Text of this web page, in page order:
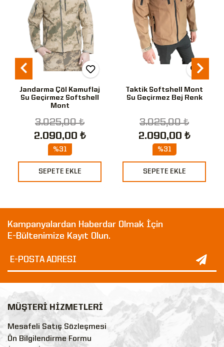
Jandarma Çöl Kamuflaj
Su Geçirmez Softshell
Mont
3.025,00 ₺
2.090,00 ₺
%31
SEPETE EKLE
Taktik Softshell Mont
Su Geçirmez Bej Renk
3.025,00 ₺
2.090,00 ₺
%31
SEPETE EKLE
Kampanyalardan Haberdar Olmak İçin
E-Bültenimize Kayıt Olun.
MÜŞTERİ HİZMETLERİ
Mesafeli Satış Sözleşmesi
Ön Bilgilendirme Formu